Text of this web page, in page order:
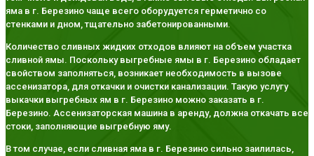
яма в г. Березино чаще всего оборудуется герметично со
стенками и дном, тщательно забетонированными.
Количество сливных жидких отходов влияют на объем участка
сливной ямы. Поскольку выгребные ямы в г. Березино обладает
свойством заполняться, возникает необходимость в вызове
ассенизатора, для откачки и очистки канализации. Такую услугу
выкачки выгребных ям в г. Березино можно заказать в г.
Березино. Ассенизаторская машина в аренду, должна откачать все
стоки, заполняющие выгребную яму.
В том случае, если сливная яма в г. Березино сильно заилилась,